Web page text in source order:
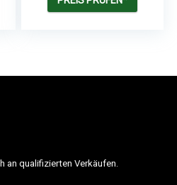
an qualifizierten Verkäufen.